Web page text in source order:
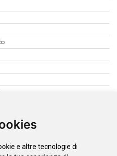
e altre tecnologie di